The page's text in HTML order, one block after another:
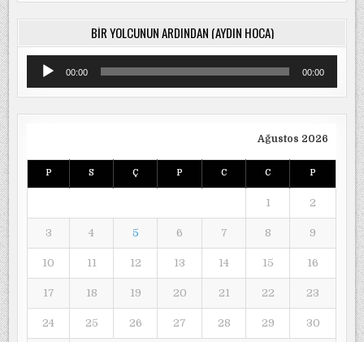
BIR YOLCUNUN ARDINDAN (AYDIN HOCA)
Ses
oynatıcı00:00 00:00
Ağustos 2026
P S Ç P C C P
1 2
3 4 5 6 7 8 9
10 11 12 13 14 15 16
17 18 19 20 21 22 23
24 25 26 27 28 29 30